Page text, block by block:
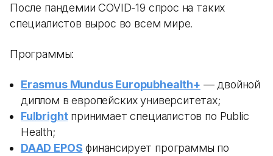
После пандемии COVID-19 спрос на таких
специалистов вырос во всем мире.
Программы:
Erasmus Mundus Europubhealth+ — двойной
диплом в европейских университетах;
Fulbrightпринимает специалистов по Public
Health;
DAAD EPOS финансирует программы по